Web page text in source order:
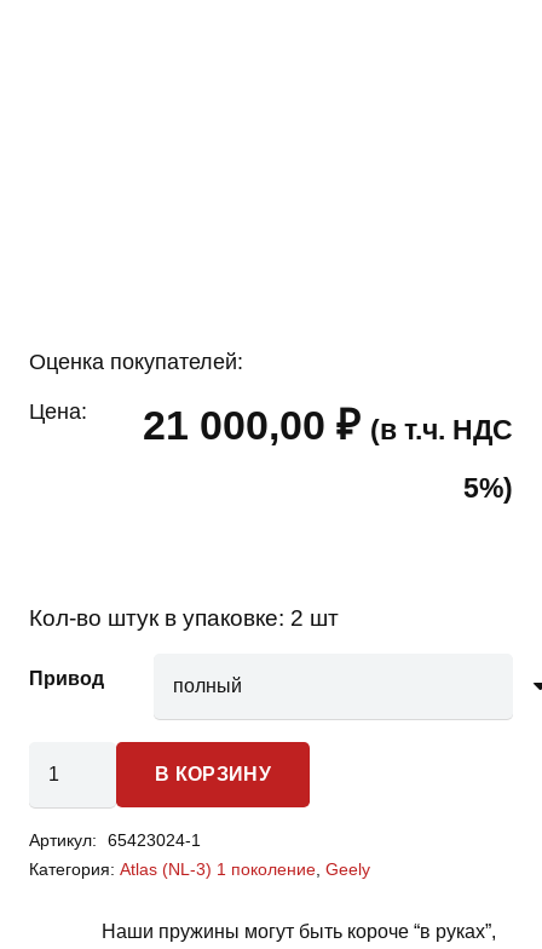
Оценка покупателей:
Цена: 21 000,00 ₽ (в т.ч. НДС
5%)
Кол-во штук в упаковке: 2 шт
Привод
товара
Atlas
(NL-
В КОРЗИНУ
Артикул:
65423024-1
Категория: Atlas (NL-3) 1 поколение Geely
Наши пружины могут быть короче “в руках”,